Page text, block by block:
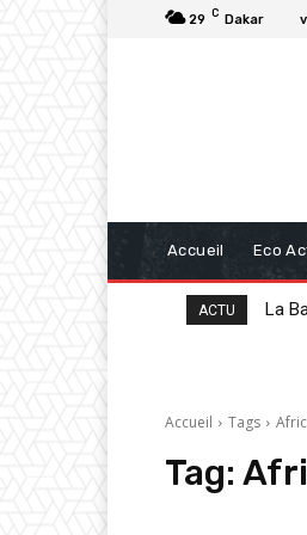
29 C Dakar
Accueil Eco
ACTU La20
Accueil Tags
Tag: